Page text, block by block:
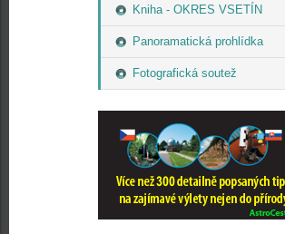
Kniha - OKRES VSETÍN
Panoramatická prohlídka
Fotografická soutež